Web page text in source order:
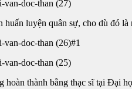
huấn luyện quân sự, cho dù đó
#1
hoàn thành bằng thạc sĩ tại Đại